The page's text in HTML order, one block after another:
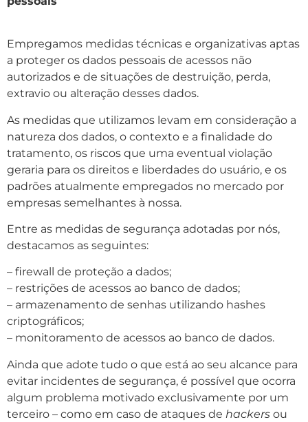
Empregamos medidas técnicas e organizativas aptas
a proteger os dados pessoais de acessos não
autorizados e de situações de destruição, perda,
extravio ou alteração desses dados.
As medidas que utilizamos levam em consideração a
natureza dos dados, o contexto e a finalidade do
tratamento, os riscos que uma eventual violação
geraria para os direitos e liberdades do usuário, e os
padrões atualmente empregados no mercado por
empresas semelhantes à nossa.
Entre as medidas de segurança adotadas por nós,
destacamos as seguintes:
– firewall de proteção a dados;
– restrições de acessos ao banco de dados;
– armazenamento de senhas utilizando hashes
criptográficos;
– monitoramento de acessos ao banco de dados.
Ainda que adote tudo o que está ao seu alcance para
evitar incidentes de segurança, é possível que ocorra
algum problema motivado exclusivamente por um
terceiro – como em caso de ataques de hackers ou